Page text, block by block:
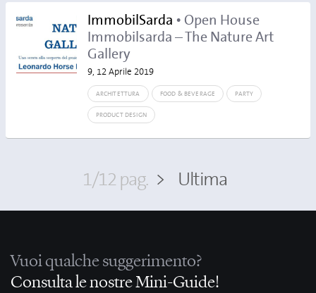
ImmobilSarda • Open House
Immobilsarda – The Nature Art
Gallery
9, 12 Aprile 2019
ARCHITETTURA FOOD & BEVERAGE PARTY
PRODUCT DESIGN
1/12 pag. > Ultima
Vuoi qualche suggerimento?
Consulta le nostre Mini-Guide!